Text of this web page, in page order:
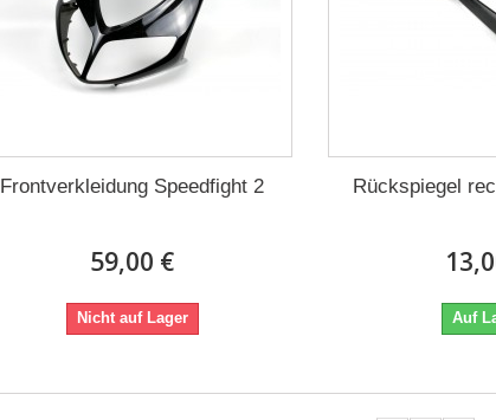
Frontverkleidung Speedfight 2
59,00 €
Nicht auf Lager
Rückspiegel
Auf